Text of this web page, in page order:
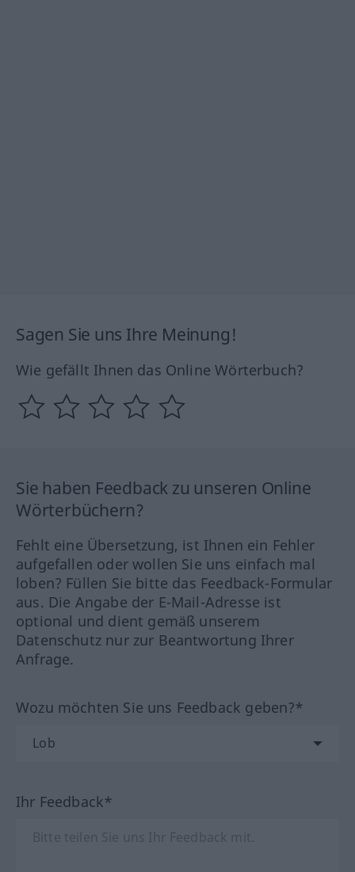
Sagen Sie uns Ihre Meinung!
Wie gefällt Ihnen das Online Wörterbuch?
Sie haben Feedback zu unseren Online
Wörterbüchern?
Fehlt eine Übersetzung, ist Ihnen ein Fehler
aufgefallen oder wollen Sie uns einfach mal
loben? Füllen Sie bitte das Feedback-Formular
aus. Die Angabe der E-Mail-Adresse ist
optional und dient gemäß unserem
Datenschutz nur zur Beantwortung Ihrer
Anfrage.
Wozu möchten Sie uns Feedback geben?*
Ihr Feedback*